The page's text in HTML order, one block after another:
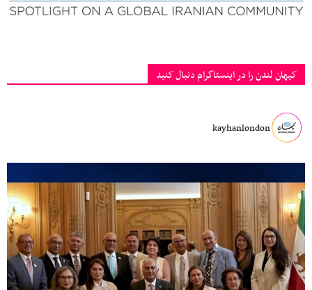
کیهان لندن را در اینستاگرام دنبال کنید
kayhanlondon